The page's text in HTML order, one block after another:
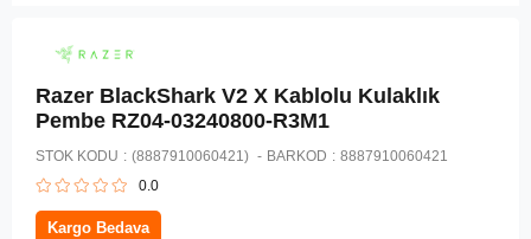
Razer BlackShark V2 X Kablolu Kulaklık
Pembe RZ04-03240800-R3M1
STOK KODU (8887910060421) BARKOD : 8887910060421
0.0
Kargo Bedava